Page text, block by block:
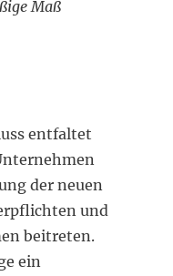
Maß
entfaltet
der neuen
und
beitreten.
ein